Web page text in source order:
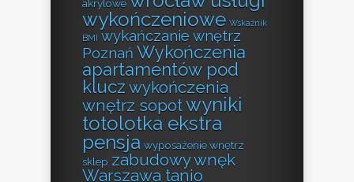
akrylowe
wykończeniowe Wskaźnik
BMI wykańczanie wnętrz
Poznań Wykończenia
apartamentów pod
klucz wykończenia
wnętrz sopotwyniki
totolotka ekstra
pensja wyposażenie wnętrz
sklep zabudowy wnęk
Warszawa tanio